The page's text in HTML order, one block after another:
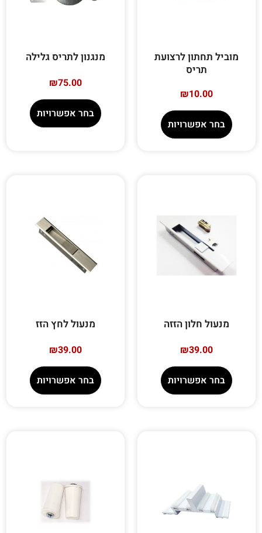
מוביל תחתון לרצועת
תריס
₪10.00
בחר אפשרויות
מנגנון לתריס גלילה
₪75.00
בחר אפשרויות
מנעול חלון הזזה
₪39.00
בחר אפשרויות
מנעול לחץ הזז
₪39.00
בחר אפשרויות